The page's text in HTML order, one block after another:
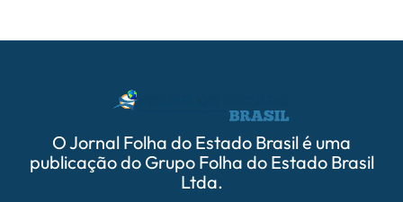
O Jornal Folha do Estado Brasil é uma
publicação do Grupo Folha do Estado Brasil
Ltda.